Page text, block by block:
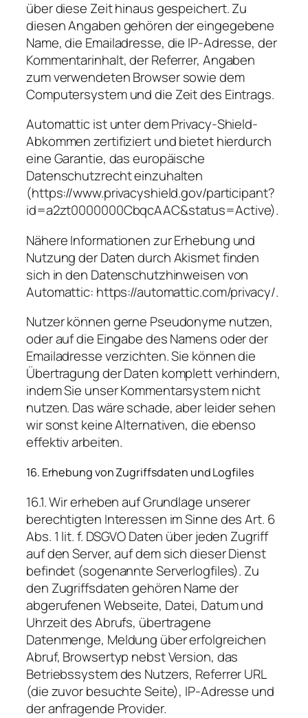
über diese Zeit hinaus gespeichert. Zu
diesen Angaben gehören der eingegebene
Name, die Emailadresse, die IP-Adresse, der
Kommentarinhalt, der Referrer, Angaben
zum verwendeten Browser sowie dem
Computersystem und die Zeit des Eintrags.
Automattic ist unter dem Privacy-Shield-
Abkommen zertifiziert und bietet hierdurch
eine Garantie, das europäische
Datenschutzrecht einzuhalten
(https://www.privacyshield.gov/participant?
id=a2zt0000000CbqcAAC&status=Active).
Nähere Informationen zur Erhebung und
Nutzung der Daten durch Akismet finden
sich in den Datenschutzhinweisen von
Automattic: https://automattic.com/privacy/.
Nutzer können gerne Pseudonyme nutzen,
oder auf die Eingabe des Namens oder der
Emailadresse verzichten. Sie können die
Übertragung der Daten komplett verhindern,
indem Sie unser Kommentarsystem nicht
nutzen. Das wäre schade, aber leider sehen
wir sonst keine Alternativen, die ebenso
effektiv arbeiten.
16. Erhebung von Zugriffsdaten und Logfiles
16.1. Wir erheben auf Grundlage unserer
berechtigten Interessen im Sinne des Art. 6
Abs. 1 lit. f. DSGVO Daten über jeden Zugriff
auf den Server, auf dem sich dieser Dienst
befindet (sogenannte Serverlogfiles). Zu
den Zugriffsdaten gehören Name der
abgerufenen Webseite, Datei, Datum und
Uhrzeit des Abrufs, übertragene
Datenmenge, Meldung über erfolgreichen
Abruf, Browsertyp nebst Version, das
Betriebssystem des Nutzers, Referrer URL
(die zuvor besuchte Seite), IP-Adresse und
der anfragende Provider.